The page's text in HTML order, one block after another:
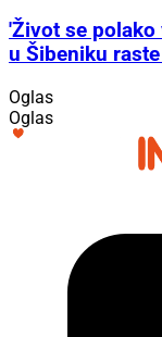
'Život se polako
u Šibeniku
Oglas
Oglas